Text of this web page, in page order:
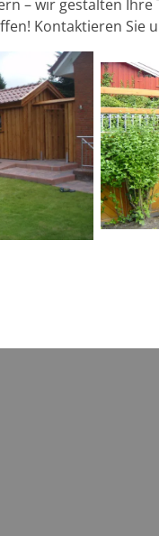
– wir gestalten
Kontaktieren Sie